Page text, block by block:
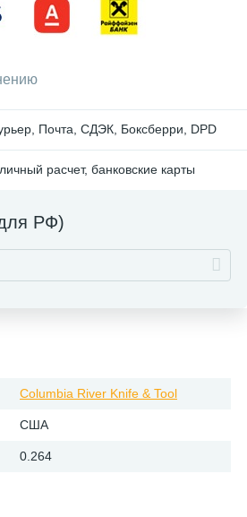
Почта, СДЭК, Боксберри, DPD
расчет, банковские карты
РФ)
Columbia River Knife & Tool
США
0.264